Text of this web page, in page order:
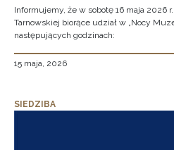
Informujemy, że w sobotę 16 maja 2026
Tarnowskiej biorące udział w „Nocy
następujących godzinach:
15 maja, 2026
SIEDZIBA